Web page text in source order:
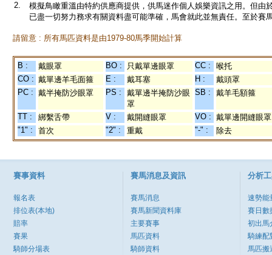
2.
模擬鳥瞰重溫由特約供應商提供，供馬迷作個人娛樂資訊之用。但
已盡一切努力務求有關資料盡可能準確，馬會就此並無責任。至於賽
請留意 : 所有馬匹資料是由1979-80馬季開始計算
B : 戴眼罩 BO : 只戴單邊眼罩 CC :
喉托
CO : 戴單邊羊毛面箍 E : 戴耳塞 H :
戴頭罩
PC : 戴半掩防沙眼罩 PS :
戴單邊半掩防沙眼
罩
SB : 戴羊毛額箍
TT : 綁繫舌帶 V : 戴開縫眼罩 VO : 戴單邊開縫眼罩
"1" :
首次 "2" : 重戴 "-" : 除去
賽事資料
報名表
排位表(本地)
賠率
賽果
騎師分場表
賽馬消息及資訊
賽馬消息
賽馬新聞資料庫
主要賽事
馬匹資料
騎師資料
分析
速勢能
賽日數
初出馬
騎練配
馬匹搬